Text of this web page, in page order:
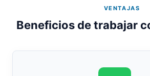
VENTAJAS
Beneficios de trabajar